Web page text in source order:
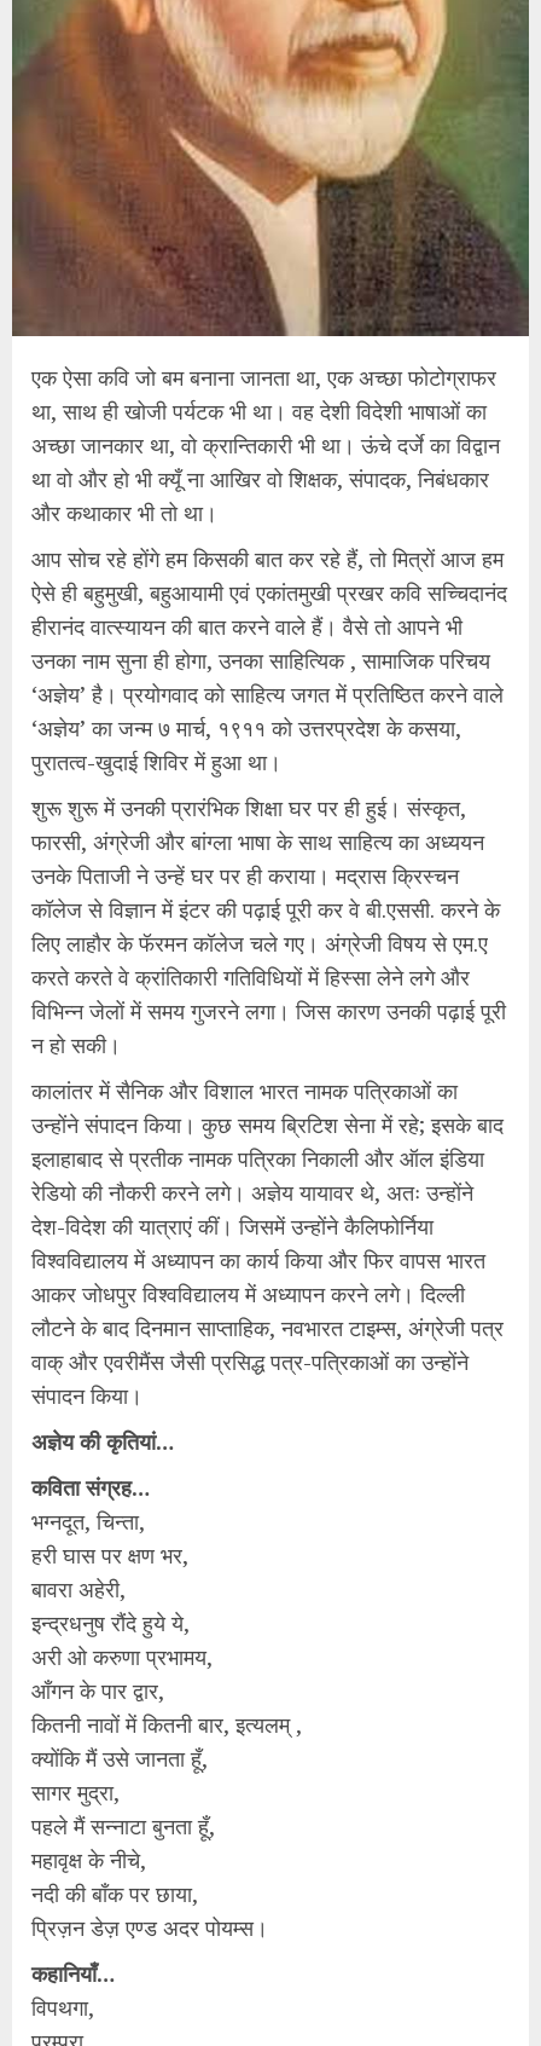
एक ऐसा कवि जो बम बनाना जानता था, एक अच्छा फोटोग्राफर
था, साथ ही खोजी पर्यटक भी था। वह देशी विदेशी भाषाओं का
अच्छा जानकार था, वो क्रान्तिकारी भी था। ऊंचे दर्जे का विद्वान
था वो और हो भी क्यूँ ना आखिर वो शिक्षक, संपादक, निबंधकार
और कथाकार भी तो था।
आप सोच रहे होंगे हम किसकी बात कर रहे हैं, तो मित्रों आज हम
ऐसे ही बहुमुखी, बहुआयामी एवं एकांतमुखी प्रखर कवि सच्चिदानंद
हीरानंद वात्स्यायन की बात करने वाले हैं। वैसे तो आपने भी
उनका नाम सुना ही होगा, उनका साहित्यिक , सामाजिक परिचय
‘अज्ञेय’ है। प्रयोगवाद को साहित्य जगत में प्रतिष्ठित करने वाले
‘अज्ञेय’ का जन्म ७ मार्च, १९११ को उत्तरप्रदेश के कसया,
पुरातत्व-खुदाई शिविर में हुआ था।
शुरू शुरू में उनकी प्रारंभिक शिक्षा घर पर ही हुई। संस्कृत,
फारसी, अंग्रेजी और बांग्ला भाषा के साथ साहित्य का अध्ययन
उनके पिताजी ने उन्हें घर पर ही कराया। मद्रास क्रिस्चन
कॉलेज से विज्ञान में इंटर की पढ़ाई पूरी कर वे बी.एससी. करने के
लिए लाहौर के फॅरमन कॉलेज चले गए। अंग्रेजी विषय से एम.ए
करते करते वे क्रांतिकारी गतिविधियों में हिस्सा लेने लगे और
विभिन्न जेलों में समय गुजरने लगा। जिस कारण उनकी पढ़ाई पूरी
न हो सकी।
कालांतर में सैनिक और विशाल भारत नामक पत्रिकाओं का
उन्होंने संपादन किया। कुछ समय ब्रिटिश सेना में रहे; इसके बाद
इलाहाबाद से प्रतीक नामक पत्रिका निकाली और ऑल इंडिया
रेडियो की नौकरी करने लगे। अज्ञेय यायावर थे, अतः उन्होंने
देश-विदेश की यात्राएं कीं। जिसमें उन्होंने कैलिफोर्निया
विश्वविद्यालय में अध्यापन का कार्य किया और फिर वापस भारत
आकर जोधपुर विश्वविद्यालय में अध्यापन करने लगे। दिल्ली
लौटने के बाद दिनमान साप्ताहिक, नवभारत टाइम्स, अंग्रेजी पत्र
वाक् और एवरीमैंस जैसी प्रसिद्ध पत्र-पत्रिकाओं का उन्होंने
संपादन किया।
अज्ञेय की कृतियां…
कविता संग्रह…
भग्नदूत, चिन्ता,
हरी घास पर क्षण भर,
बावरा अहेरी,
इन्द्रधनुष रौंदे हुये ये,
अरी ओ करुणा प्रभामय,
आँगन के पार द्वार,
कितनी नावों में कितनी बार, इत्यलम् ,
क्योंकि मैं उसे जानता हूँ,
सागर मुद्रा,
पहले मैं सन्नाटा बुनता हूँ,
महावृक्ष के नीचे,
नदी की बाँक पर छाया,
प्रिज़न डेज़ एण्ड अदर पोयम्स।
कहानियाँ…
विपथगा,